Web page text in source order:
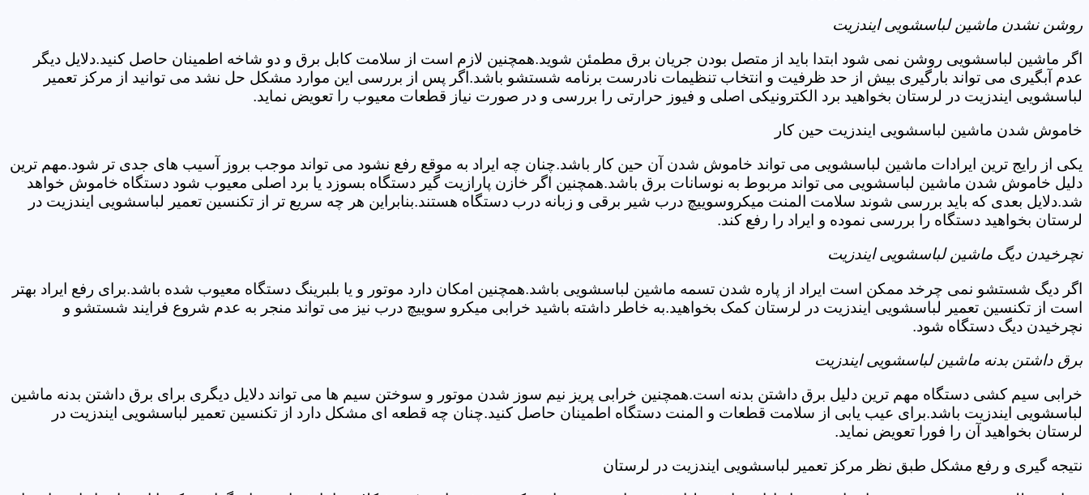
روشن نشدن ماشین لباسشویی ایندزیت
اگر ماشین لباسشویی روشن نمی شود ابتدا باید از متصل بودن جریان برق مطمئن شوید.همچنین لازم است از سلامت کابل برق و دو شاخه اطمینان حاصل کنید.دلایل دیگر
عدم آبگیری می تواند بارگیری بیش از حد ظرفیت و انتخاب تنظیمات نادرست برنامه شستشو باشد.اگر پس از بررسی این موارد مشکل حل نشد می توانید از مرکز تعمیر
لباسشویی ایندزیت در لرستان بخواهید برد الکترونیکی اصلی و فیوز حرارتی را بررسی و در صورت نیاز قطعات معیوب را تعویض نماید.
خاموش شدن ماشین لباسشویی ایندزیت حین کار
یکی از رایج ترین ایرادات ماشین لباسشویی می تواند خاموش شدن آن حین کار باشد.چنان چه ایراد به موقع رفع نشود می تواند موجب بروز آسیب های جدی تر شود.مهم ترین
دلیل خاموش شدن ماشین لباسشویی می تواند مربوط به نوسانات برق باشد.همچنین اگر خازن پارازیت گیر دستگاه بسوزد یا برد اصلی معیوب شود دستگاه خاموش خواهد
شد.دلایل بعدی که باید بررسی شوند سلامت المنت میکروسوییچ درب شیر برقی و زبانه درب دستگاه هستند.بنابراین هر چه سریع تر از تکنسین تعمیر لباسشویی ایندزیت در
لرستان بخواهید دستگاه را بررسی نموده و ایراد را رفع کند.
نچرخیدن دیگ ماشین لباسشویی ایندزیت
اگر دیگ شستشو نمی چرخد ممکن است ایراد از پاره شدن تسمه ماشین لباسشویی باشد.همچنین امکان دارد موتور و یا بلبرینگ دستگاه معیوب شده باشد.برای رفع ایراد بهتر
است از تکنسین تعمیر لباسشویی ایندزیت در لرستان کمک بخواهید.به خاطر داشته باشید خرابی میکرو سوییچ درب نیز می تواند منجر به عدم شروع فرایند شستشو و
نچرخیدن دیگ دستگاه شود.
برق داشتن بدنه ماشین لباسشویی ایندزیت
خرابی سیم کشی دستگاه مهم ترین دلیل برق داشتن بدنه است.همچنین خرابی پریز نیم سوز شدن موتور و سوختن سیم ها می تواند دلایل دیگری برای برق داشتن بدنه ماشین
لباسشویی ایندزیت باشد.برای عیب یابی از سلامت قطعات و المنت دستگاه اطمینان حاصل کنید.چنان چه قطعه ای مشکل دارد از تکنسین تعمیر لباسشویی ایندزیت در
لرستان بخواهید آن را فورا تعویض نماید.
نتیجه گیری و رفع مشکل طبق نظر مرکز تعمیر لباسشویی ایندزیت در لرستان